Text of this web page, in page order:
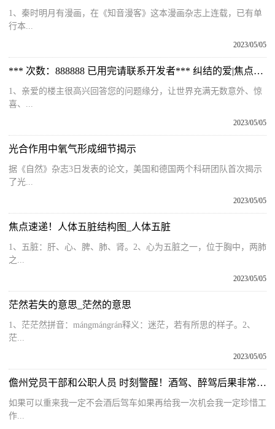
1、秦时明月有漫画，在《知音漫客》这本漫画杂志上连载，已有单
行本...
2023/05/05
*** 次数：888888 已用完请联系开发者*** 纠结的爱|焦点报道
1、亲爱的楼主很高兴回答您的问题缘分，让世界充满无数意外、惊
喜、...
2023/05/05
光合作用中氧气形成细节揭示
据《自然》杂志3日发表的论文，美国和德国两个科研团队首次揭示
了光...
2023/05/05
焦点速递！人体五脏结构图_人体五脏
1、五脏：肝、心、脾、肺、肾。2、心为五脏之一，位于胸中，两肺
之...
2023/05/05
茫然若失的意思_茫然的意思
1、茫茫然拼音：mángmángrán释义：迷茫，若有所思的样子。2、
茫...
2023/05/05
儋州党员干部和公职人员 时刻警醒！酒驾、醉驾后果非常严重！
如果可以重来我一定不会酒后驾车如果再给我一次机会我一定珍惜工
作...